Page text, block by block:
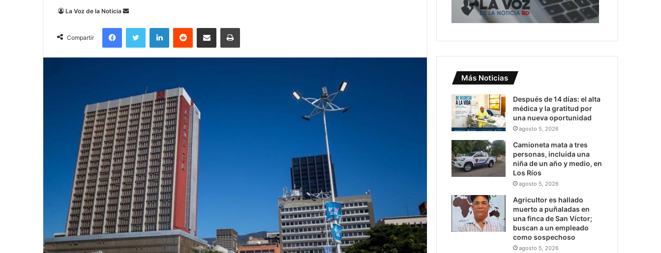
La Voz de la Noticia
Send
email
Compartir
FacebookTwitter LinkedInReddit Compartir via Email Imprimi
Más Noticias
Después de 14 días: el alta
médica y la gratitud por
una nueva oportunidad
agosto 5, 2026
Camioneta mata a tres
personas, incluida una
niña de un año y medio, en
Los Ríos
agosto 5, 2026
Agricultor es hallado
muerto a puñaladas en
una finca de San Víctor;
buscan a un empleado
como sospechoso
agosto 5, 2026